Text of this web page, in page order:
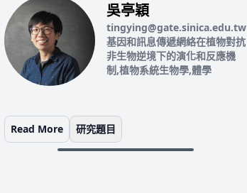
吳亭穎
tingying@gate.sinica.edu.tw
基因和訊息傳遞網絡在植物對抗
非生物逆境下的演化和反應機
制,植物系統生物學,體學
Read More 研究題目